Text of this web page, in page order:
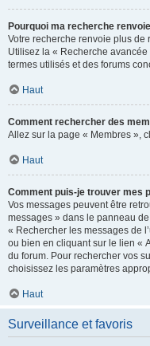
Pourquoi ma recherche
Votre recherche renvoie plus de
Utilisez la « Recherche
termes utilisés et des forums
Haut
Comment rechercher des
Allez sur la page « Membres »,
Haut
Comment puis-je trouver mes
Vos messages peuvent être
messages » dans le panneau
« Rechercher les messages de
ou bien en cliquant sur le lien «
du forum. Pour rechercher vos
choisissez les paramètres
Haut
Surveillance et favoris